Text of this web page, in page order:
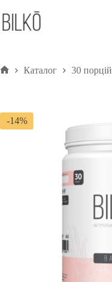
Каталог 30 порцій
-14%